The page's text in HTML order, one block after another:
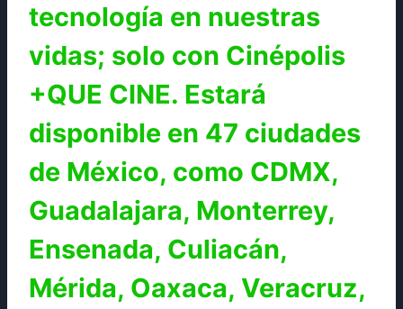
tecnología en nuestras
vidas; solo con Cinépolis
+QUE CINE. Estará
disponible en 47 ciudades
de México, como CDMX,
Guadalajara, Monterrey,
Ensenada, Culiacán,
Mérida, Oaxaca, Veracruz,